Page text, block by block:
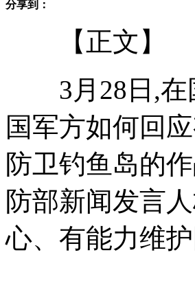
清明又至 移什么风 易什么俗？
永远不要跟“二逼”一起吃饭 这么
现场直击：高速路刹车看路牌 引
分享到：
【正文】
3月28日,在
国军方如何回
防卫钓鱼岛的
防部新闻发言
心、有能力维